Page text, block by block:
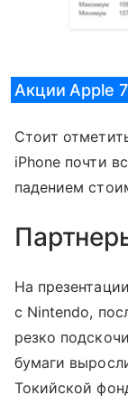
Акции Apple
Стоит
iPhone почти
падением
На
с Nintendo,
резко
бумаги
Токийской